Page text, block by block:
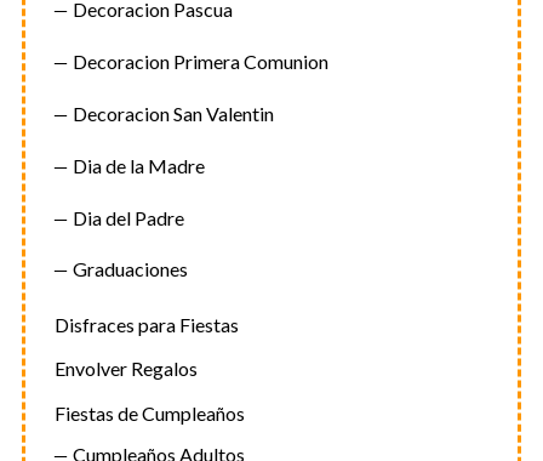
Decoracion Pascua
Decoracion Primera Comunion
Decoracion San Valentin
Dia de la Madre
Dia del Padre
Graduaciones
Disfraces para Fiestas
Envolver Regalos
Fiestas de Cumpleaños
Cumpleaños Adultos